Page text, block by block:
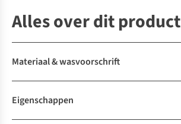
Alles over dit product
Materiaal & wasvoorschrift
Eigenschappen